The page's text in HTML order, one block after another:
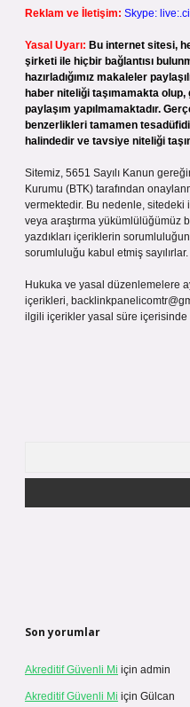
Reklam ve İletişim: Skype:
Yasal Uyarı: Bu internet sitesi,
şirketi ile hiçbir bağlantısı
hazırladığımız makaleler
haber niteliği taşımamakta
paylaşım yapılmamaktadır.
benzerlikleri tamamen
halindedir ve tavsiye niteliği
Sitemiz, 5651 Sayılı Kanun
Kurumu (BTK) tarafından
vermektedir. Bu nedenle,
veya araştırma yükümlülüğümüz
yazdıkları içeriklerin
sorumluluğu kabul etmiş sayılırlar.
Hukuka ve yasal düzenlemelere
içerikleri,
ilgili içerikler yasal süre içerisinde
Son yorumlar
Akreditif Güvenli Mi için admin
Akreditif Güvenli Mi için Gülcan